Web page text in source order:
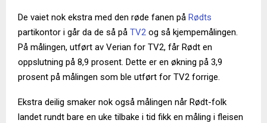
De vaiet nok ekstra med den røde fanen på Rødts
partikontor i går da de så på TV2 og så kjempemålingen.
På målingen, utført av Verian for TV2, får Rødt en
oppslutning på 8,9 prosent. Dette er en økning på 3,9
prosent på målingen som ble utført for TV2 forrige.
Ekstra deilig smaker nok også målingen når Rødt-folk
landet rundt bare en uke tilbake i tid fikk en måling i fleisen